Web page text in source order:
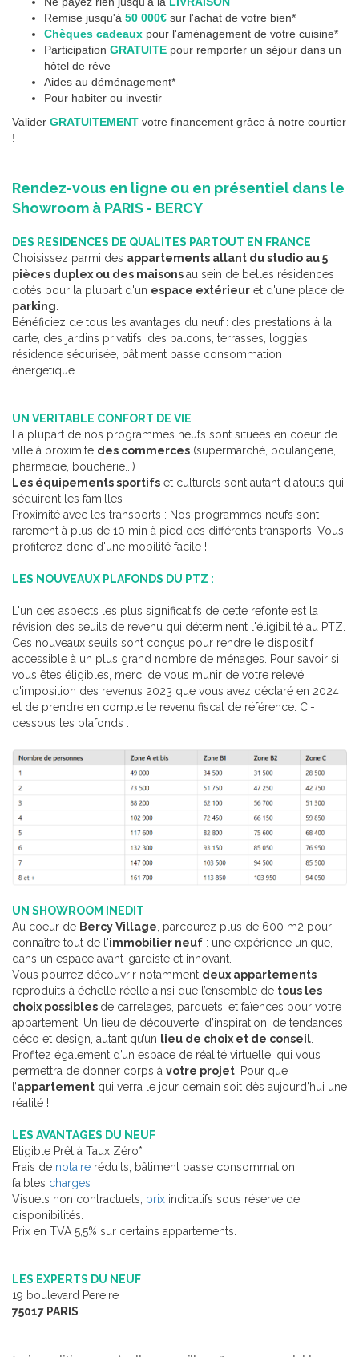
Remise jusqu'à 50 000€ sur l'achat de votre bien*
Chèques cadeaux pour l'aménagement de votre cuisine*
Participation GRATUITE pour remporter un séjour dans un
hôtel de rêve
Aides au déménagement*
Pour habiter ou investir
Valider GRATUITEMENT votre financement grâce à notre courtier
!
Rendez-vous en ligne ou en présentiel dans le
Showroom à PARIS - BERCY
DES RESIDENCES DE QUALITES PARTOUT EN FRANCE
Choisissez parmi des appartements allant du studio au 5
pièces duplex ou des maisonsau sein de belles résidences
dotés pour la plupart d'un espace extérieur et d'une place de
parking.
Bénéficiez de tous les avantages du neuf : des prestations à la
carte, des jardins privatifs, des balcons, terrasses, loggias,
résidence sécurisée, bâtiment basse consommation
énergétique !
UN VERITABLE CONFORT DE VIE
La plupart de nos programmes neufs sont situées en coeur de
ville à proximité des commerces (supermarché, boulangerie,
pharmacie, boucherie...)
Les équipements sportifs et culturels sont autant d'atouts qui
séduiront les familles !
Proximité avec les transports : Nos programmes neufs sont
rarement à plus de 10 min à pied des différents transports. Vous
profiterez donc d'une mobilité facile !
LES NOUVEAUX PLAFONDS DU PTZ :
L'un des aspects les plus significatifs de cette refonte est la
révision des seuils de revenu qui déterminent l'éligibilité au PTZ.
Ces nouveaux seuils sont conçus pour rendre le dispositif
accessible à un plus grand nombre de ménages. Pour savoir si
vous êtes éligibles, merci de vous munir de votre relevé
d'imposition des revenus 2023 que vous avez déclaré en 2024
et de prendre en compte le revenu fiscal de référence. Ci-
dessous les plafonds :
UN SHOWROOM INEDIT
Au coeur de Bercy Village , parcourez plus de 600 m2 pour
connaître tout de l'immobilier neuf : une expérience unique,
dans un espace avant-gardiste et innovant.
Vous pourrez découvrir notamment deux appartements
reproduits à échelle réelle ainsi que l’ensemble de tous les
choix possibles de carrelages, parquets, et faïences pour votre
appartement. Un lieu de découverte, d’inspiration, de tendances
déco et design, autant qu’un lieu de choix et de conseil
Profitez également d’un espace de réalité virtuelle, qui vous
permettra de donner corps à votre projet . Pour que
l’appartement qui verra le jour demain soit dès aujourd’hui une
réalité !
LES AVANTAGES DU NEUF
Eligible Prêt à Taux Zéro*
Frais de notaire réduits, bâtiment basse consommation,
faibles charges
Visuels non contractuels, prix indicatifs sous réserve de
disponibilités.
Prix en TVA 5,5% sur certains appartements.
LES EXPERTS DU NEUF
19 boulevard Pereire
75017 PARIS